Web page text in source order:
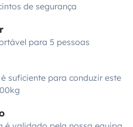
de segurança
para 5 pessoas
suficiente para conduzir este